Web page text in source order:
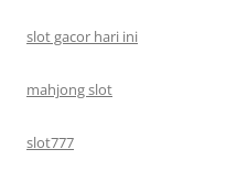
slot gacor hari ini
mahjong slot
slot777